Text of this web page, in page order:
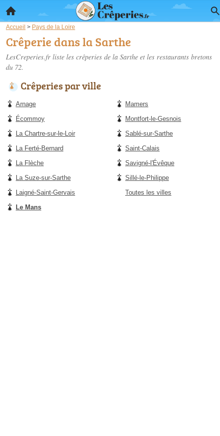
Accueil > Pays de la Loire
Crêperie dans la Sarthe
LesCreperies.fr liste les crêperies de la Sarthe et les restaurants bretons
du 72.
Crêperies par ville
Arnage
Écommoy
La Chartre-sur-le-Loir
La Ferté-Bernard
La Flèche
La Suze-sur-Sarthe
Laigné-Saint-Gervais
Le Mans
Mamers
Montfort-le-Gesnois
Sablé-sur-Sarthe
Saint-Calais
Savigné-l'Évêque
Sillé-le-Philippe
Toutes les villes